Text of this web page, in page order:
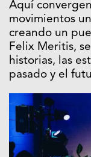
Aquí
movimientos
creando un
Felix Meritis,
historias, las
pasado y el